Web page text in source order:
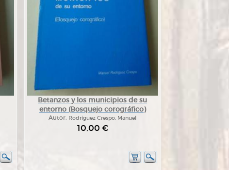
Betanzos y los municipios de su
entorno (Bosquejo corográfico)
Autor: Rodríguez Crespo, Manuel
10,00 €